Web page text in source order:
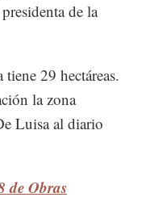
de la
29 hectáreas.
la zona
Luisa al diario
de Obras